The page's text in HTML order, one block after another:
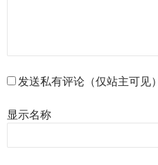
发送私有评论（仅站主可见）
显示名称